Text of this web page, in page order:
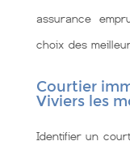
assurance
choix des
Courtier
Viviers les
Identifier un